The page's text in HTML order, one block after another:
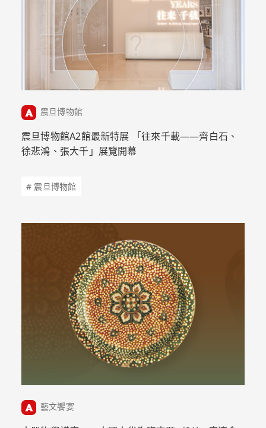
震旦博物館
震旦博物館A2館最新特展 「往來千載——齊白石、
徐悲鴻、張大千」展覽開幕
# 震旦博物館
藝文饗宴